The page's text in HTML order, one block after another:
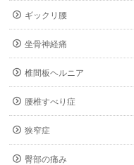
ギックリ腰
坐骨神経痛
椎間板ヘルニア
腰椎すべり症
狭窄症
臀部の痛み